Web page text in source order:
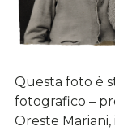
Questa foto è
fotografico –
Oreste